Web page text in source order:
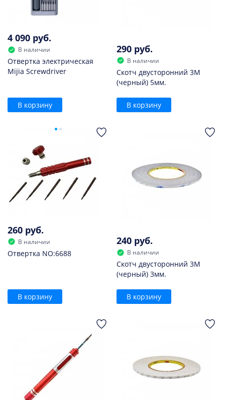
4 090 руб.
В наличии
Отвертка электрическая
Mijia Screwdriver
В корзину
290 руб.
В наличии
Скотч двусторонний 3M
(черный) 5мм.
В корзину
260 руб.
В наличии
Отвертка NO:6688
В корзину
240 руб.
В наличии
Скотч двусторонний 3M
(черный) 3мм.
В корзину